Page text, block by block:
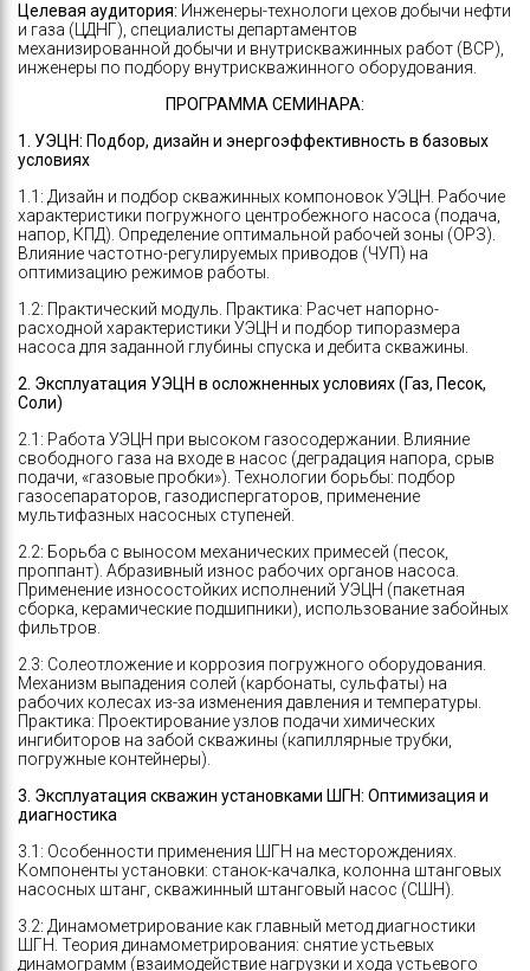
Целевая аудитория: Инженеры-технологи цехов добычи нефти
и газа (ЦДНГ), специалисты департаментов
механизированной добычи и внутрискважинных работ (ВСР),
инженеры по подбору внутрискважинного оборудования.
ПРОГРАММА СЕМИНАРА:
1. УЭЦН: Подбор, дизайн и энергоэффективность в базовых
условиях
1.1: Дизайн и подбор скважинных компоновок УЭЦН. Рабочие
характеристики погружного центробежного насоса (подача,
напор, КПД). Определение оптимальной рабочей зоны (ОРЗ).
Влияние частотно-регулируемых приводов (ЧУП) на
оптимизацию режимов работы.
1.2: Практический модуль. Практика: Расчет напорно-
расходной характеристики УЭЦН и подбор типоразмера
насоса для заданной глубины спуска и дебита скважины.
2. Эксплуатация УЭЦН в осложненных условиях (Газ, Песок,
Соли)
2.1: Работа УЭЦН при высоком газосодержании. Влияние
свободного газа на входе в насос (деградация напора, срыв
подачи, «газовые пробки»). Технологии борьбы: подбор
газосепараторов, газодиспергаторов, применение
мультифазных насосных ступеней.
2.2: Борьба с выносом механических примесей (песок,
проппант). Абразивный износ рабочих органов насоса.
Применение износостойких исполнений УЭЦН (пакетная
сборка, керамические подшипники), использование забойных
фильтров.
2.3: Солеотложение и коррозия погружного оборудования.
Механизм выпадения солей (карбонаты, сульфаты) на
рабочих колесах из-за изменения давления и температуры.
Практика: Проектирование узлов подачи химических
ингибиторов на забой скважины (капиллярные трубки,
погружные контейнеры).
3. Эксплуатация скважин установками ШГН: Оптимизация и
диагностика
3.1: Особенности применения ШГН на месторождениях.
Компоненты установки: станок-качалка, колонна штанговых
насосных штанг, скважинный штанговый насос (СШН).
3.2: Динамометрирование как главный метод диагностики
ШГН. Теория динамометрирования: снятие устьевых
динамограмм (взаимодействие нагрузки и хода устьевого